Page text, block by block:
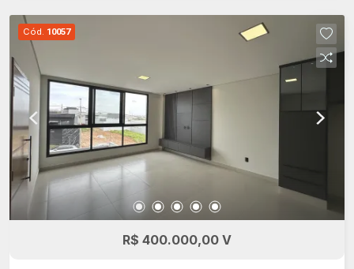
Cód. 10057
R$ 400.000,00 V